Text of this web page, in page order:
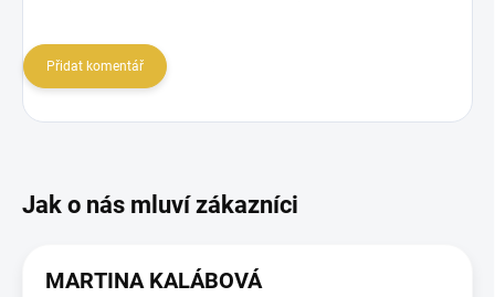
Přidat komentář
MARTINA KALÁBOVÁ